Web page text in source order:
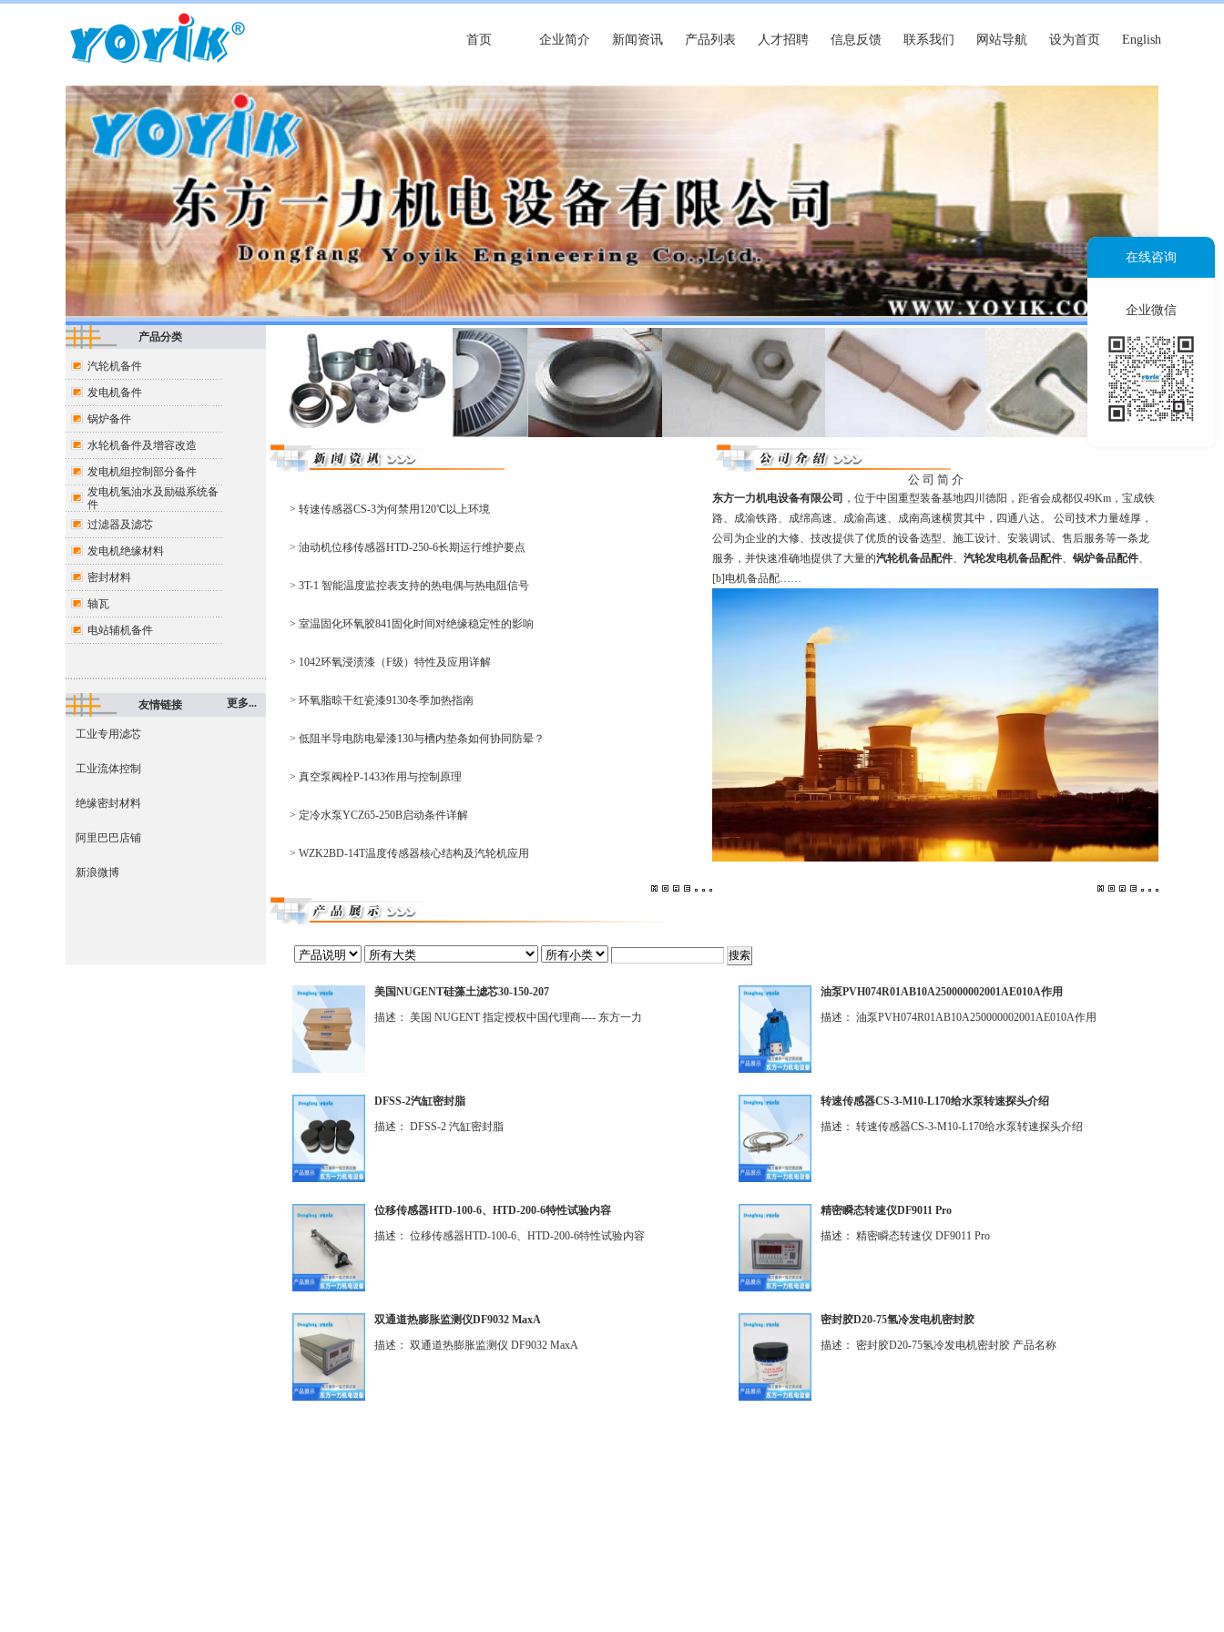
首页 企业简介 新闻资讯 产品列表 人才招聘 信息反馈 联系我们 网站导航 设为首页 English
产品分类
汽轮机备件
发电机备件
锅炉备件
水轮机备件及增容改造
发电机组控制部分备件
发电机氢油水及励磁系统备
件
过滤器及滤芯
发电机绝缘材料
密封材料
轴瓦
电站辅机备件
友情链接 更多...
工业专用滤芯
工业流体控制
绝缘密封材料
阿里巴巴店铺
新浪微博
> 转速传感器CS-3为何禁用120℃以上环境
> 油动机位移传感器HTD-250-6长期运行维护要点
> 3T-1 智能温度监控表支持的热电偶与热电阻信号
> 室温固化环氧胶841固化时间对绝缘稳定性的影响
> 1042环氧浸渍漆（F级）特性及应用详解
> 环氧脂晾干红瓷漆9130冬季加热指南
> 低阻半导电防电晕漆130与槽内垫条如何协同防晕？
> 真空泵阀栓P-1433作用与控制原理
> 定冷水泵YCZ65-250B启动条件详解
> WZK2BD-14T温度传感器核心结构及汽轮机应用
公 司 简 介
东方一力机电设备有限公司 ，位于中国重型装备基地四川德阳，距省会成都仅49Km，宝成铁
路、成渝铁路、成绵高速、成渝高速、成南高速横贯其中，四通八达。 公司技术力量雄厚，
公司为企业的大修、技改提供了优质的设备选型、施工设计、安装调试、售后服务等一条龙
服务，并快速准确地提供了大量的汽轮机备品配件 汽轮发电机备品配件 锅炉备品配件
[b]电机备品配……
美国NUGENT硅藻土滤芯30-150-207
描述： 美国 NUGENT 指定授权中国代理商---- 东方一力
油泵PVH074R01AB10A250000002001AE010A作用
描述： 油泵PVH074R01AB10A250000002001AE010A作用
DFSS-2汽缸密封脂
描述： DFSS-2 汽缸密封脂
转速传感器CS-3-M10-L170给水泵转速探头介绍
描述： 转速传感器CS-3-M10-L170给水泵转速探头介绍
位移传感器HTD-100-6、HTD-200-6特性试验内容
描述： 位移传感器HTD-100-6、HTD-200-6特性试验内容
精密瞬态转速仪DF9011 Pro
描述： 精密瞬态转速仪 DF9011 Pro
双通道热膨胀监测仪DF9032 MaxA
描述： 双通道热膨胀监测仪 DF9032 MaxA
密封胶D20-75氢冷发电机密封胶
描述： 密封胶D20-75氢冷发电机密封胶 产品名称
在线咨询
企业微信